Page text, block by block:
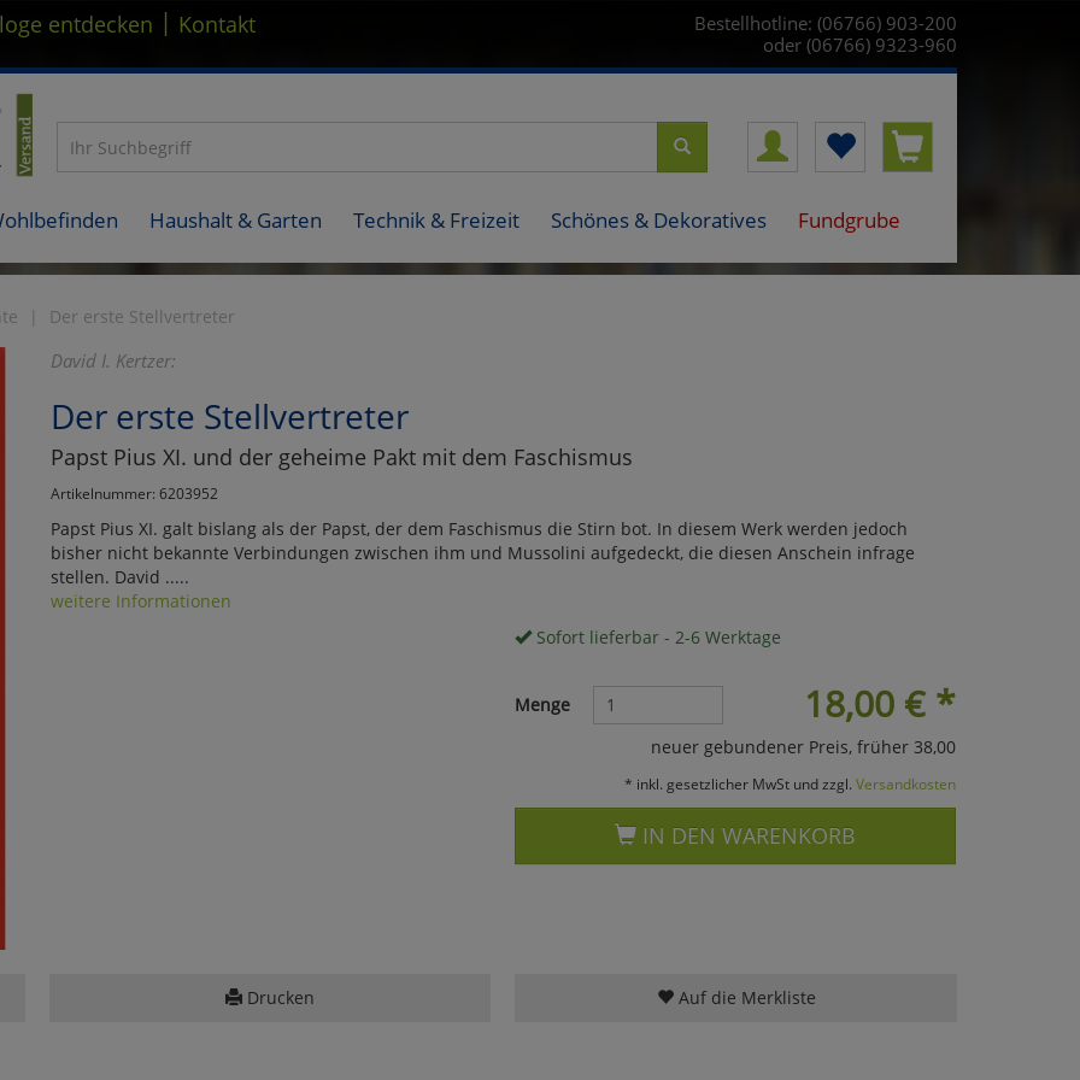
entdecken | Kontakt
Bestellhotline: (06766) 903-200
oder (06766) 9323-960
Haushalt & Garten Technik & Freizeit Schönes & Dekoratives Fundgrube
Der erste Stellvertreter
David I. Kertzer:
Der erste Stellvertreter
Papst Pius XI. und der geheime Pakt mit dem Faschismus
Artikelnummer: 6203952
Papst Pius XI. galt bislang als der Papst, der dem Faschismus die Stirn bot. In diesem Werk werden jedoch
bisher nicht bekannte Verbindungen zwischen ihm und Mussolini aufgedeckt, die diesen Anschein infrage
stellen. David .....
weitere Informationen
Sofort lieferbar - 2-6 Werktage
18,00 €*
Menge
neuer gebundener Preis, früher 38,00
* inkl. gesetzlicher MwSt und zzgl. Versandkosten
IN DEN WARENKORB
Drucken Auf die Merkliste